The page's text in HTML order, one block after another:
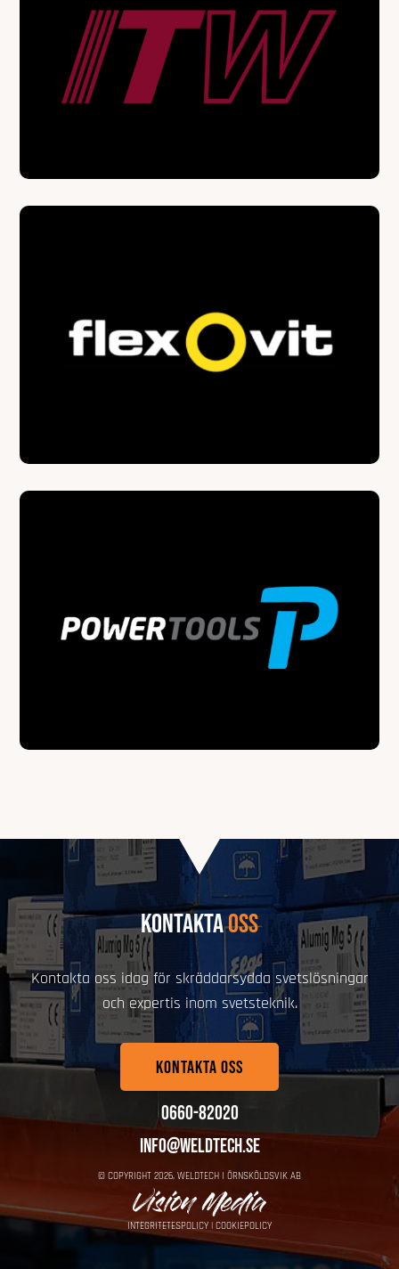
KONTAKTAOSS
Kontakta oss idag för skräddarsydda svetslösningar
och expertis inom svetsteknik.
KONTAKTA OSS
0660-82020
info@weldtech.se
© COPYRIGHT 2026, WELDTECH I ÖRNSKÖLDSVIK AB
INTEGRITETESPOLICY| COOKIEPOLICY